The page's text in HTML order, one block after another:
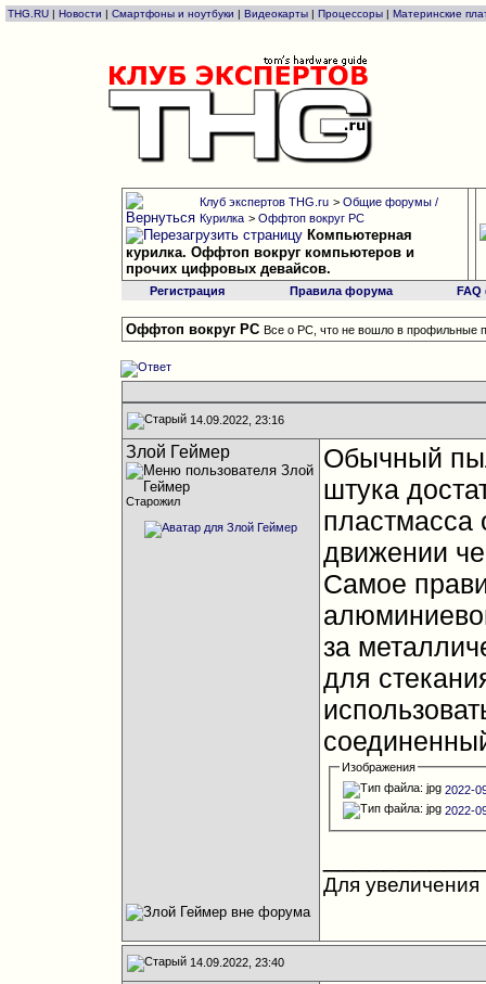
THG.RU | Новости | Смартфоны и ноутбуки | Видеокарты | Процессоры | Материнские
Клуб экспертов THG.ru > Общие форумы /
Курилка > Оффтоп вокруг РС
Компьютерная
курилка. Оффтоп вокруг компьютеров и
прочих цифровых девайсов.
Регистрация Правила форума
Оффтоп вокруг РС Все о РС, что не вошло в профильные
14.09.2022, 23:16
Злой Геймер
Старожил
Обычный
штука
пластмасса
движении
Самое
за
для
Изображения
2022-
2022-
Для
14.09.2022, 23:40